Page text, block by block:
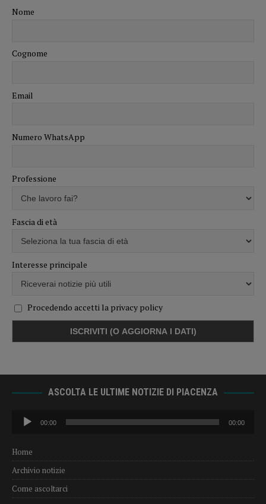
Nome
Cognome
Email
Numero WhatsApp
Professione
Fascia di età
Interesse principale
Procedendo accetti la privacy policy
ASCOLTA LE ULTIME NOTIZIE DI PIACENZA
Audio
Player
00:00 00:00
Home
Archivio notizie
Come ascoltarci